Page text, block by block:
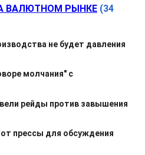
ВАЛЮТНОМ РЫНКЕ (34
не будет давления
молчания" с
рейды против завышения
прессы для обсуждения